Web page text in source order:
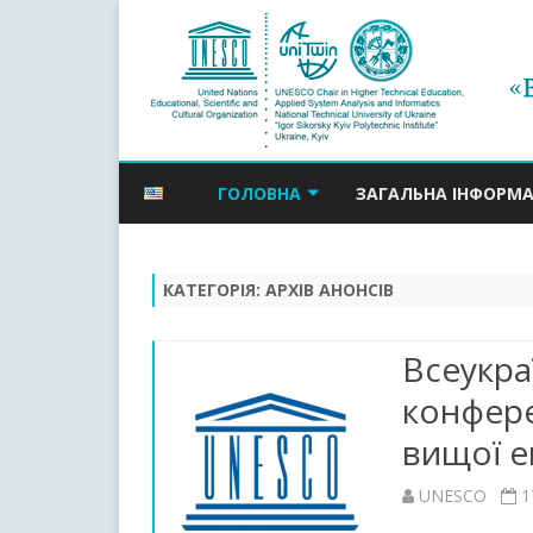
ГОЛОВНА
АНОНСИ ПОДІЙ
ЗАГАЛЬНА
КАТЕГОРІЯ: АРХІВ АНОНСІВ
вищої
UNESCO